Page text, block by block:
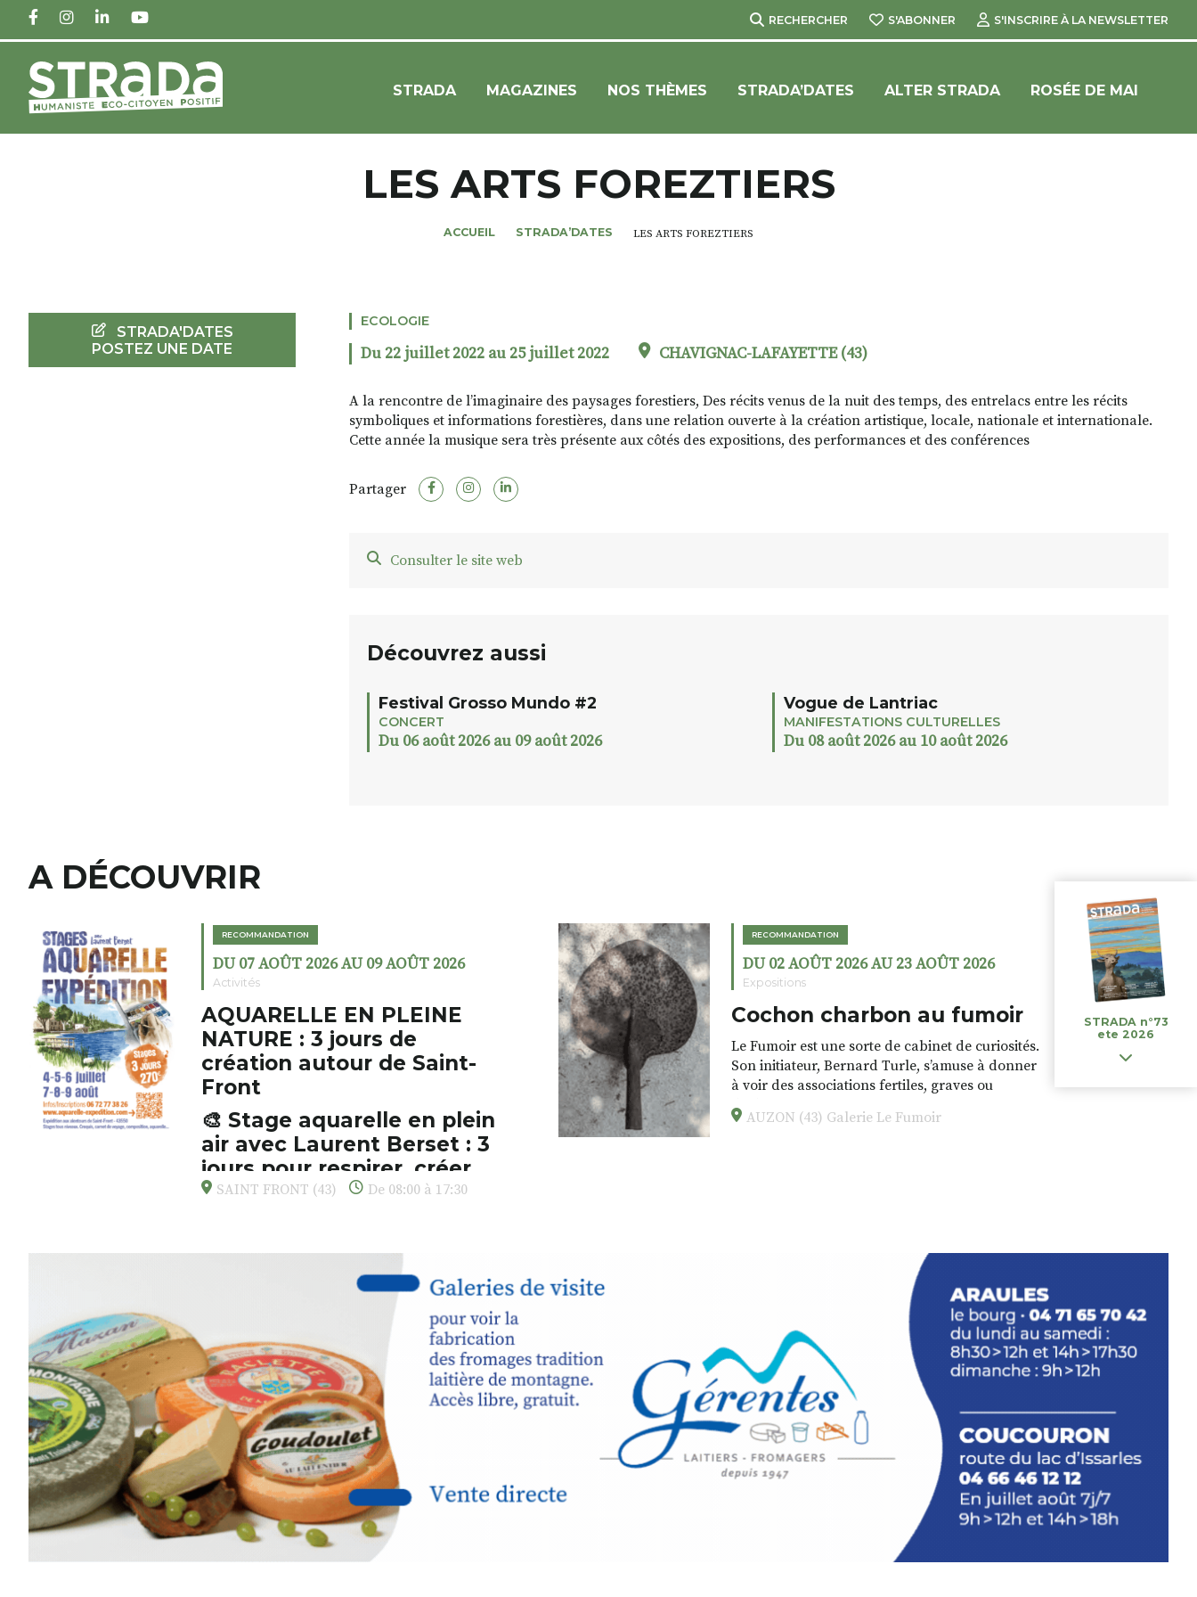
FACEBOOKINSTAGRAM
LINKEDINYOUTUBE RECHERCHER S'ABONNER S'INSCRIRE À LA NEWSLETTER
STRADA MAGAZINES NOS THÈMES STRADA’DATES ALTER STRADA ROSÉE DE MAI
LES ARTS FOREZTIERS
ACCUEIL STRADA’DATES LES ARTS FOREZTIERS
ECOLOGIE
Du 22 juillet 2022 au 25 juillet 2022 CHAVIGNAC-LAFAYETTE (43)
A la rencontre de l’imaginaire des paysages forestiers, Des récits venus de la nuit des temps, des entrelacs entre les récits
symboliques et informations forestières, dans une relation ouverte à la création artistique, locale, nationale et internationale.
Cette année la musique sera très présente aux côtés des expositions, des performances et des conférences
Partager
Consulter le site web
Découvrez aussi
Festival Grosso Mundo #2
CONCERT
Du 06 août 2026 au 09 août 2026
Vogue de Lantriac
MANIFESTATIONS CULTURELLES
Du 08 août 2026 au 10 août 2026
STRADA'DATES
POSTEZ UNE DATE
A DÉCOUVRIR
RECOMMANDATION
DU 07 AOÛT 2026 AU 09 AOÛT 2026
Activités
AQUARELLE EN PLEINE
NATURE : 3 jours de
création autour de Saint-
Front
🎨 Stage aquarelle en plein
air avec Laurent Berset : 3
jours pour respirer, créer,
s’émerveiller
paysages de Haute-Loire ?
vous propose unstage
, accessibleà tous les
niveaux, dans un cadre naturel
inspirantautour de Saint-Front , à seulement30
minutes du Puy-en-Velay.
Pendant3 jours, vous apprendrez à capturer
l’instant :
Croquis, carnet de voyage, composition,
aquarelle, encre, ou contenu hybride.
Le programme :
8h : rendez-vous au point de départ
SAINT FRONT (43) De 08:00 à 17:30
RECOMMANDATION
DU 02 AOÛT 2026 AU 23 AOÛT 2026
Expositions
Cochon charbon au fumoir
Le Fumoir est une sorte de cabinet de curiosités.
Son initiateur, Bernard Turle, s’amuse à donner
à voir des associations fertiles, graves ou
drôles, parfois fumeuses. Des oeuvres
éclectiques font. liens avec les histoires un peu
Programmée en off du festival d’Auzon, cette
expo-installation temporaire vous livre une
raison de plus d’aller faire un tour dans la cité
médiévale du Brivadois cet été.
INTERVIEW
STRADA Bernard Turle, vous avez ouvert une
AUZON (43) Galerie Le Fumoir
STRADA n°73
ete 2026